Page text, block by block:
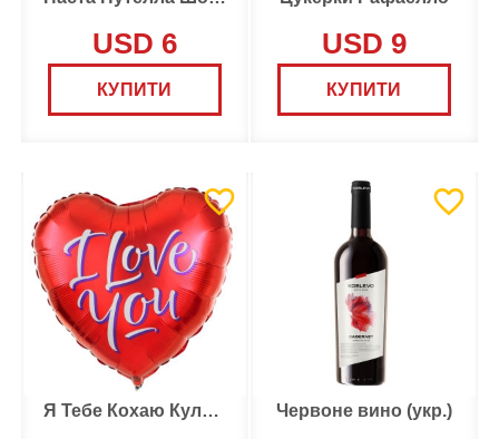
USD 6
КУПИТИ
USD 9
КУПИТИ
Я Тебе Кохаю Кулька Червоне вино (укр.)